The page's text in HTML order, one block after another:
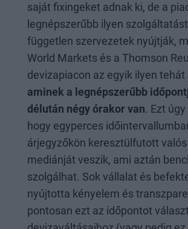
saját fixingeket adnak ki, de a
legnépszerűbb ilyen
független szervezetek nyújtják,
World Markets és a Thomson
devizapiacon az egyik ilyen tehát
aminek a legnépszerűbb
délután négy órakor van. Ezt
hogy egyperces
árjegyzőkön keresztülfutott
mediánját veszik, ami aztán
szolgálhat. Sok vállalat és
nyújtotta kényelem és
pontosan ezt az időpontot